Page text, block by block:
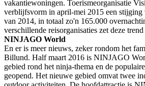
vakantiewoningen. Toerismeorganisatie
verblijfsvorm in april-mei 2015 een stijging
van 2014, in totaal zo'n 165.000
verschillende reisorganisaties zet deze
NINJAGO World
En er is meer nieuws, zeker rondom het
Billund. Half maart 2016 is NINJAGO
gebied rond het ninja-thema en de
geopend. Het nieuwe gebied omvat twee